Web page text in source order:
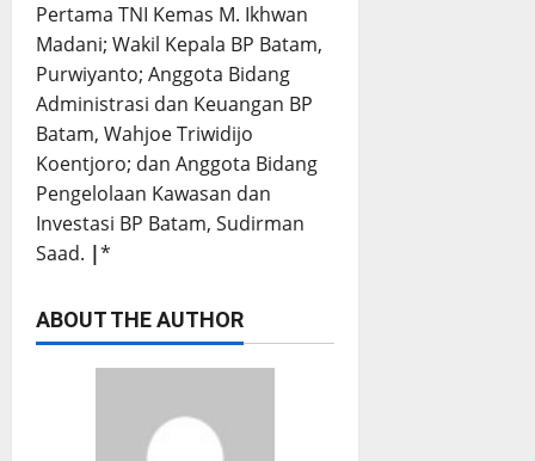
Pertama TNI Kemas M. Ikhwan
Madani; Wakil Kepala BP Batam,
Purwiyanto; Anggota Bidang
Administrasi dan Keuangan BP
Batam, Wahjoe Triwidijo
Koentjoro; dan Anggota Bidang
Pengelolaan Kawasan dan
Investasi BP Batam, Sudirman
Saad. |*
ABOUT THE AUTHOR